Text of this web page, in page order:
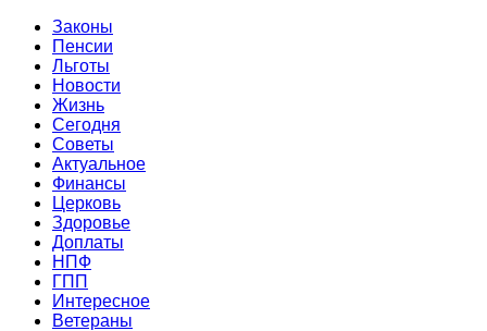
Законы
Пенсии
Льготы
Новости
Жизнь
Сегодня
Советы
Актуальное
Финансы
Церковь
Здоровье
Доплаты
НПФ
ГПП
Интересное
Ветераны